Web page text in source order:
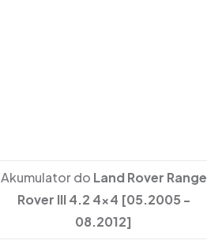
Akumulator do Land Rover Range
Rover III 4.2 4x4 [05.2005 -
08.2012]